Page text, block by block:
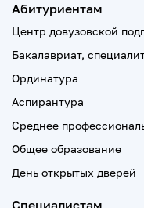
Абитуриентам
Центр довузовской
Бакалавриат,
Ординатура
Аспирантура
Среднее
Общее образование
День открытых дверей
Специалистам